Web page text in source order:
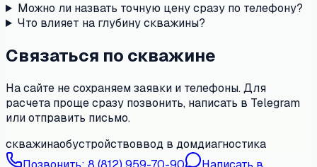
Можно ли назвать точную цену сразу по телефону?
Что влияет на глубину скважины?
Связаться по скважине
На сайте не сохраняем заявки и телефоны. Для
расчета проще сразу позвонить, написать в Telegram
или отправить письмо.
скважинаобустройствоввод в домдиагностика